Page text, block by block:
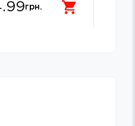
грн.